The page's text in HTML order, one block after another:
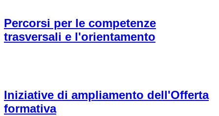
Percorsi per le competenze
trasversali e l'orientamento
Iniziative di ampliamento dell'Offerta
formativa